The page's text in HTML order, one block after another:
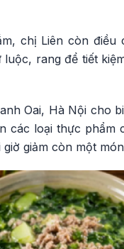
chị Liên còn
rang để tiết
Oai, Hà Nội cho
các loại thực
giảm còn một